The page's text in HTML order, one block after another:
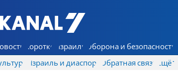
7 КАНАЛ - Аруц Шева
Коротко Израиль Оборона и безопасность
Израиль и диаспора Обратная связь Ещё